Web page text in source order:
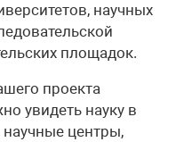
научных
площадок.
проекта
увидеть науку в
научные центры,